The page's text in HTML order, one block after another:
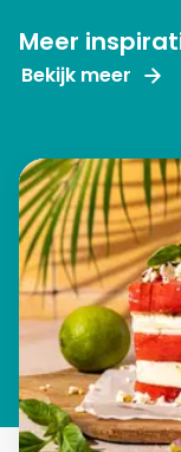
Meer
Bekijk meer